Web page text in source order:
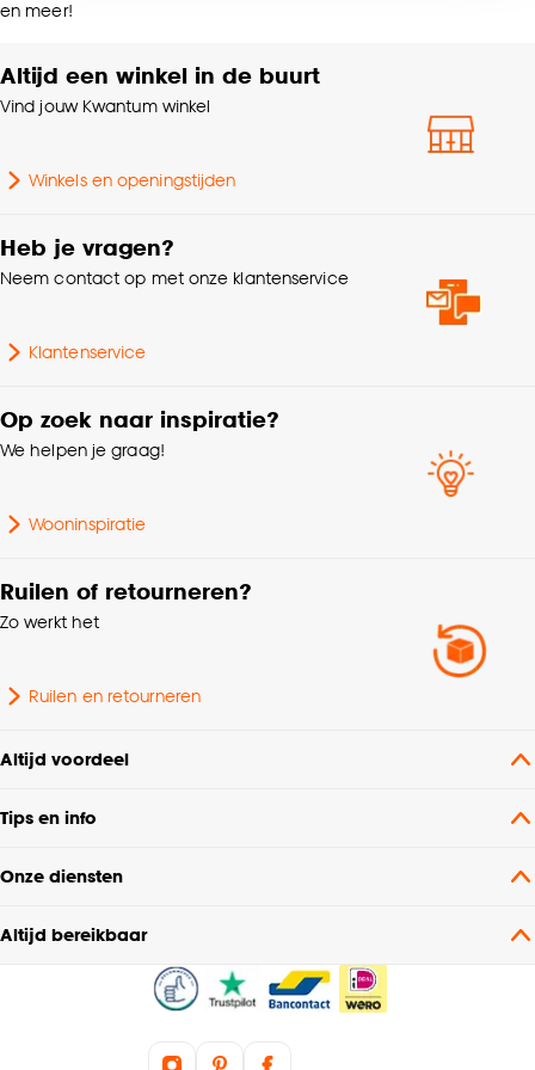
Goed om te weten is dat je deze keuze altijd nog
Inclusief dimmer
Kleurtint Zwart
Gewicht 0.75 Kg
Geschikt voor ruimte
Interieurstijl
Fitting
en meer!
Altijd een winkel in de buurt
Vind jouw Kwantum winkel
Winkels en openingstijden
Heb je vragen?
Neem contact op met onze klantenservice
Klantenservice
Op zoek naar inspiratie?
We helpen je graag!
Wooninspiratie
Ruilen of retourneren?
Zo werkt het
Ruilen en retourneren
Altijd voordeel
Tips en info
Onze diensten
Altijd bereikbaar